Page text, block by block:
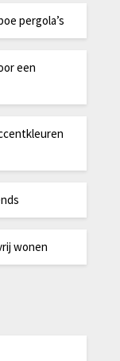
pergola’s
een
wonen